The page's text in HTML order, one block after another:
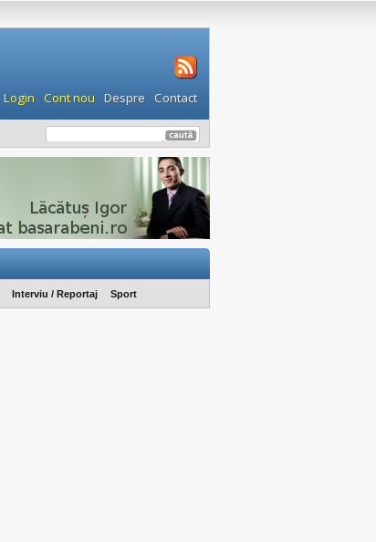
Login Cont nou Despre Contact
Interviu / Reportaj Sport